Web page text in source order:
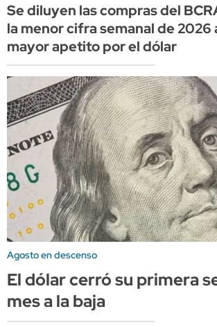
Se diluyen las compras del
la menor cifra semanal de 2026
mayor apetito por el dólar
Agosto en descenso
El dólar cerró su primera
mes a la baja